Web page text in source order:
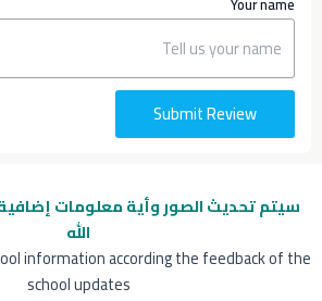
سيتم تحديث الصور وأية معلومات
الله
information according the feedback of the
school updates
Submit Review